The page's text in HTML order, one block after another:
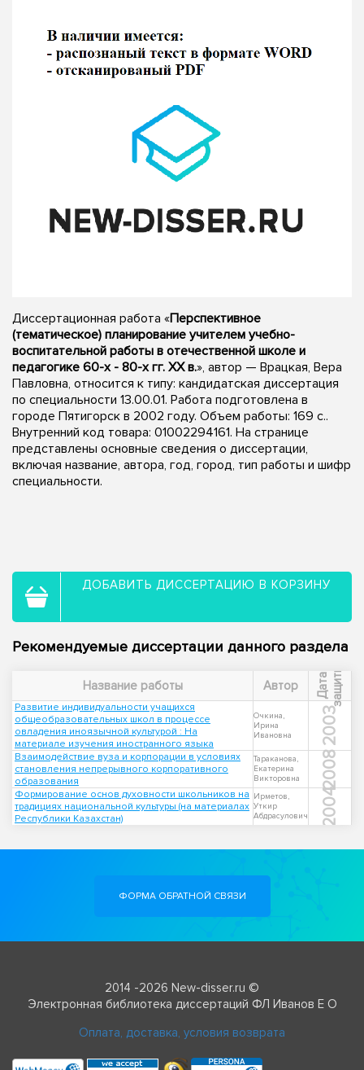
Диссертационная работа «Перспективное
(тематическое) планирование учителем учебно-
воспитательной работы в отечественной школе и
педагогике 60-х - 80-х гг. ХХ в.», автор — Врацкая, Вера
Павловна, относится к типу: кандидатская диссертация
по специальности 13.00.01. Работа подготовлена в
городе Пятигорск в 2002 году. Объем работы: 169 с..
Внутренний код товара: 01002294161. На странице
представлены основные сведения о диссертации,
включая название, автора, год, город, тип работы и шифр
специальности.
ДОБАВИТЬ ДИССЕРТАЦИЮ В КОРЗИНУ
Рекомендуемые диссертации данного раздела
Название работы Автор Д
а
т
а
з
а
щ
и
т ы
Развитие индивидуальности учащихся
общеобразовательных школ в процессе
овладения иноязычной культурой : На
материале изучения иностранного языка
Очкина,
Ирина
Ивановна
2003
Взаимодействие вуза и корпорации в условиях
становления непрерывного корпоративного
образования
Тараканова,
Екатерина
Викторовна
2008
Формирование основ духовности школьников на
традициях национальной культуры (на материалах
Республики Казахстан)
Ирметов,
Уткир
Абдрасулович
2004
ФОРМА ОБРАТНОЙ СВЯЗИ
2014 -2026 New-disser.ru ©
Электронная библиотека диссертаций ФЛ Иванов Е О
Оплата, доставка, условия возврата